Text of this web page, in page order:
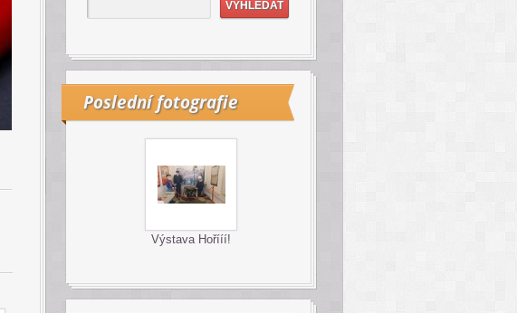
Poslední fotografie
Výstava Hořííí!